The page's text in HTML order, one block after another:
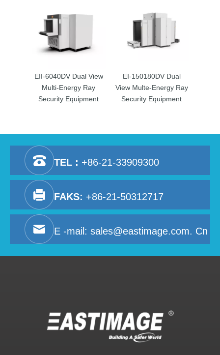
EII-6040DV Dual View
Multi-Energy Ray
Security Equipment
EI-150180DV Dual
View Multe-Energy Ray
Security Equipment
TEL : +86-21-33909300
FAKS: +86-21-50312717
E -mail: sales@eastimage.com. Cn